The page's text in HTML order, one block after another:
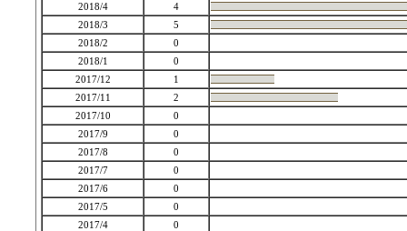
2018/4
4
2018/3
5
2018/2
0
2018/1
0
2017/12
1
2017/11
2
2017/10
0
2017/9
0
2017/8
0
2017/7
0
2017/6
0
2017/5
0
2017/4
0